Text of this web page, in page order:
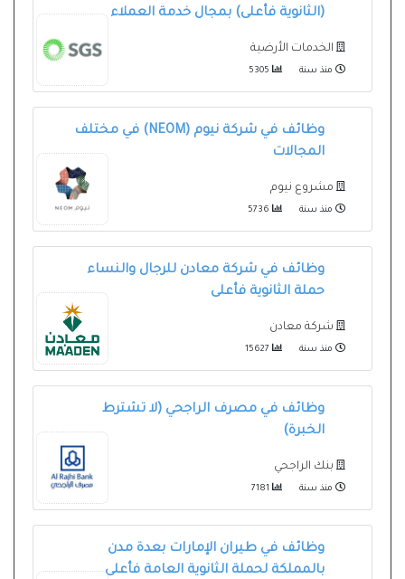
(الثانوية فأعلى) بمجال خدمة العملاء
الخدمات الأرضية
منذ سنة
وظائف في شركة نيوم (NEOM) في مختلف
المجالات
مشروع نيوم
منذ سنة
وظائف في شركة معادن للرجال والنساء
حملة الثانوية فأعلى
شركة معادن
منذ سنة
وظائف في مصرف الراجحي (لا تشترط
الخبرة)
بنك الراجحي
منذ سنة
وظائف في طيران الإمارات بعدة مدن
بالمملكة لحملة الثانوية العامة فأعلى